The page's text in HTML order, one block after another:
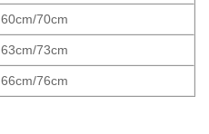
60cm/70cm
63cm/73cm
66cm/76cm